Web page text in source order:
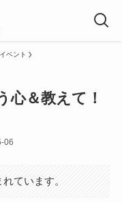
ベント
心＆教えて！
06
ています。